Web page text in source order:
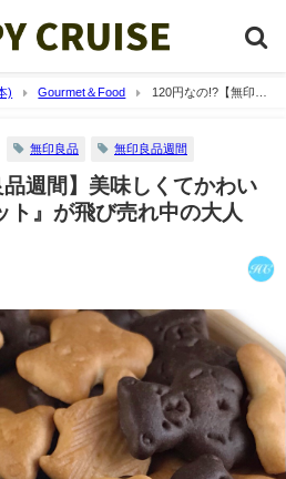
) Gourmet＆Food
120円なの!?【無印良
無印良品 無印良品週間
週間】美味しくてかわい
ト』が飛び売れ中の大人